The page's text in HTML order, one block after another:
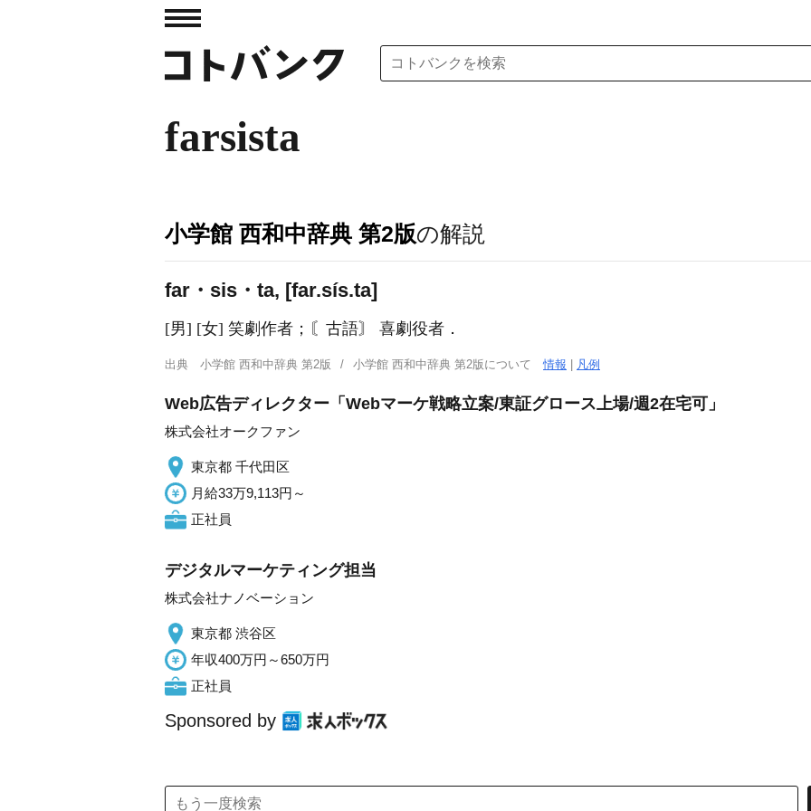
farsista
小学館 西和中辞典 第2版の解説
far・sis・ta, [far.sís.ta]
[男] [女] 笑劇作者；〘古語〙 喜劇役者．
出典 小学館 西和中辞典 第2版 小学館 西和中辞典 第2版について情報 凡例
Web広告ディレクター「Webマーケ戦略立案/東証グロース上場/週2在宅可」
株式会社オークファン
東京都 千代田区
月給33万9,113円～
正社員
デジタルマーケティング担当
株式会社ナノベーション
東京都 渋谷区
年収400万円～650万円
正社員
Sponsored by